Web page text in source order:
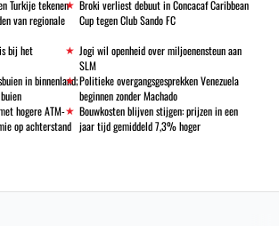
Turkije tekenen
van regionale
Broki verliest debuut in Concacaf Caribbean
Cup tegen Club Sando FC
bij het
Jogi wil openheid over miljoenensteun aan
SLM
in binnenland;Politieke overgangsgesprekken Venezuela
beginnen zonder Machado
hogere ATM-
op achterstand
Bouwkosten blijven stijgen: prijzen in een
jaar tijd gemiddeld 7,3% hoger